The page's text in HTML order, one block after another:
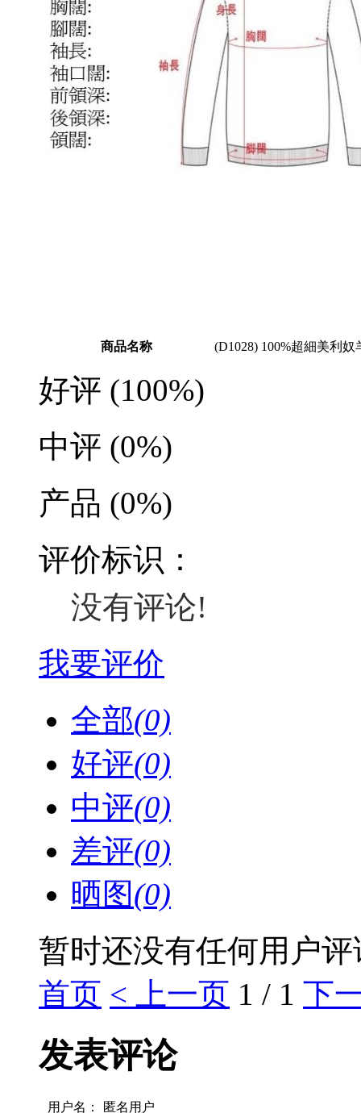
商品名称 (D1028) 100%超細美利奴
好评 (100%)
中评 (0%)
产品 (0%)
评价标识：
没有评论!
我要评价
全部(0)
好评(0)
中评(0)
差评(0)
晒图(0)
暂时还没有任何用户评
首页 < 上一页 1 / 1 下
发表评论
用户名：
匿名用户